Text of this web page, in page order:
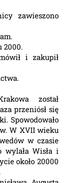
zawieszono
2000.
i zakupił
został
przeniósł się
Spowodowało
W XVII wieku
w czasie
wylała Wisła i
około 20000